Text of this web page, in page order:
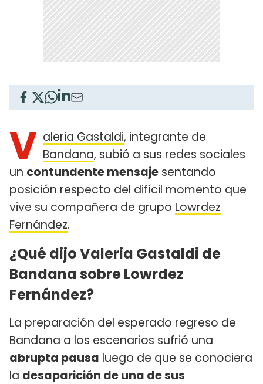
V aleria Gastaldi, integrante de
Bandana, subió a sus redes sociales
un contundente mensaje sentando
posición respecto del difícil momento que
vive su compañera de grupo Lowrdez
Fernández.
¿Qué dijo Valeria Gastaldi de
Bandana sobre Lowrdez
Fernández?
La preparación del esperado regreso de
Bandana a los escenarios sufrió una
abrupta pausa luego de que se conociera
la desaparición de una de sus